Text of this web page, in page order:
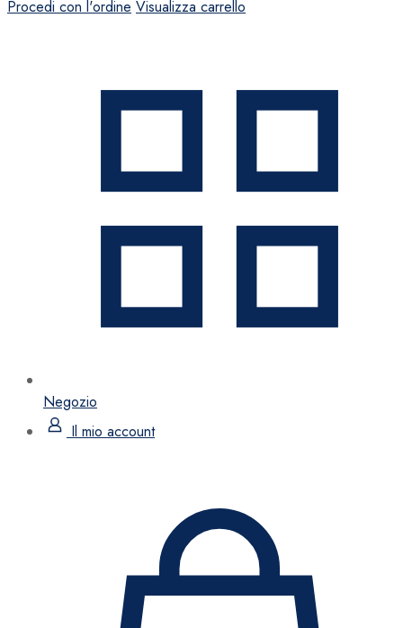
Procedi con l'ordine Visualizza carrello
Negozio
Il mio account